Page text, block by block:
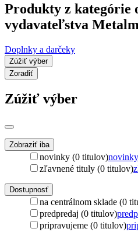
Produkty z kategórie
vydavateľstva
Doplnky a darčeky
Zúžiť výber
Zoradiť
Zúžiť výber
Zobraziť iba
novinky (0 titulov)novinky
zľavnené tituly (0 titulov)
Dostupnosť
na centrálnom sklade (0
predpredaj (0 titulov)
pripravujeme (0 titulov)